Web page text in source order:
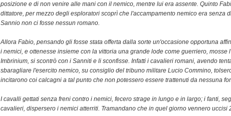
posizione e di non venire alle mani con il nemico, mentre lui era assente. Quinto
dittatore, per mezzo degli esploratori scoprì che l'accampamento nemico era senza
Sannio non ci fosse nessun romano.
Allora Fabio, pensando gli fosse stata offerta dalla sorte un'occasione opportuna
i nemici, e ottenesse insieme con la vittoria una grande lode come guerriero, mosse
Imbrinium, si scontrò con i Sanniti e li sconfisse. Infatti i cavalieri romani, avendo
sbaragliare l'esercito nemico, su consiglio del tribuno militare Lucio Commino,
incitarono coi calcagni a tal punto che non potessero essere trattenuti da nessuna
I cavalli gettati senza freni contro i nemici, fecero strage in lungo e in largo; i fanti,
cavalieri, dispersero i nemici atterriti. Tramandano che in quel giorno vennero uccisi